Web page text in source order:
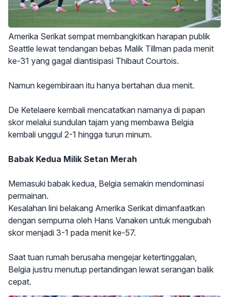
Amerika Serikat sempat membangkitkan harapan publik
Seattle lewat tendangan bebas Malik Tillman pada menit
ke-31 yang gagal diantisipasi Thibaut Courtois.
Namun kegembiraan itu hanya bertahan dua menit.
De Ketelaere kembali mencatatkan namanya di papan
skor melalui sundulan tajam yang membawa Belgia
kembali unggul 2-1 hingga turun minum.
Babak Kedua Milik Setan Merah
Memasuki babak kedua, Belgia semakin mendominasi
permainan.
Kesalahan lini belakang Amerika Serikat dimanfaatkan
dengan sempurna oleh Hans Vanaken untuk mengubah
skor menjadi 3-1 pada menit ke-57.
Saat tuan rumah berusaha mengejar ketertinggalan,
Belgia justru menutup pertandingan lewat serangan balik
cepat.